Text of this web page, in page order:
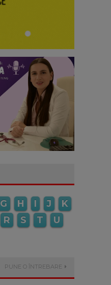
G H I J
K
R S T
U
PUNE O ÎNTREBARE